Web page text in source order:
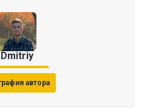
Dmitriy
автора